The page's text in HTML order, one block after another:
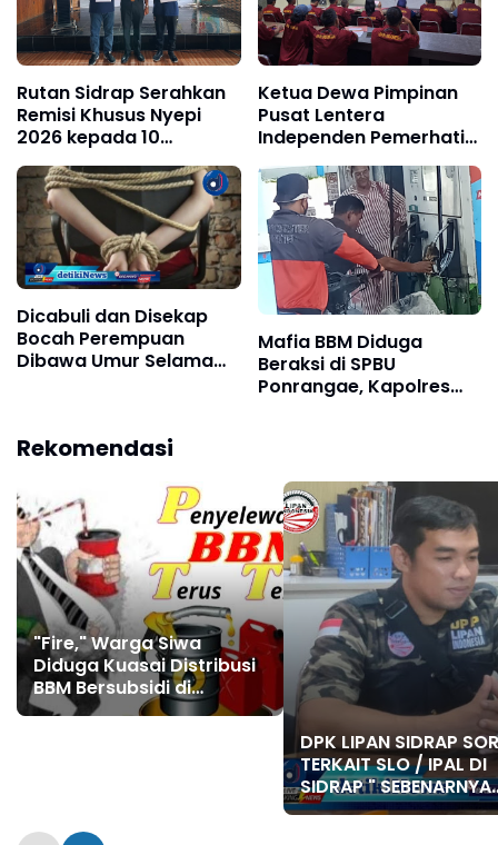
Rutan Sidrap Serahkan
Remisi Khusus Nyepi
2026 kepada 10
Narapidana
Ketua Dewa Pimpinan
Pusat Lentera
Independen Pemerhati
Aspirasi Nusantara
Indonesia "DPP LIPAN
INDONESIA" Gelar Acara
BIMTEK LSM LIPAN Se-
Sulawesi Selatan di
Kabupaten SIDRAP.
Dicabuli dan Disekap
Bocah Perempuan
Dibawa Umur Selama
Mafia BBM Diduga
Beraksi di SPBU
Ponrangae, Kapolres
Rekomendasi
"Fire," Warga Siwa
Diduga Kuasai Distribusi
BBM Bersubsidi di
Soppeng dan Sekitarnya
DPK LIPAN SIDRAP
TERKAIT SLO / IPAL DI
SIDRAP " SEBENARNYA
TANGGUNG JAWAB